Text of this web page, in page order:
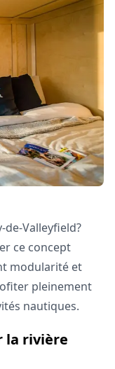
de-Valleyfield?
ce concept
modularité et
pleinement
nautiques.
la rivière